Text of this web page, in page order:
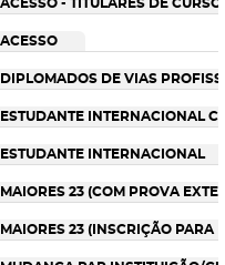
- TITULARES DE
DE VIAS
INTERNACIONAL
INTERNACIONAL
23 (COM PROVA
23 (INSCRIÇÃO PARA